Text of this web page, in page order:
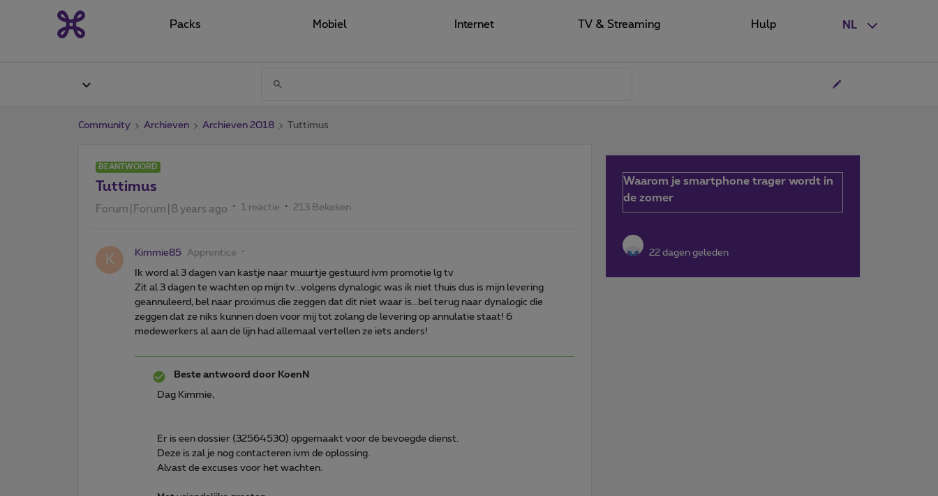
NL
Packs Mobiel Internet TV & Streaming Hulp
Community Archieven Archieven 2018 Tuttimus
BEANTWOORD
Tuttimus
Forum|Forum|8 years ago 1 reactie 213 Bekeken
K Kimmie85 Apprentice
Ik word al 3 dagen van kastje naar muurtje gestuurd ivm promotie lg tv
Zit al 3 dagen te wachten op mijn tv...volgens dynalogic was ik niet thuis dus is mijn levering
geannuleerd, bel naar proximus die zeggen dat dit niet waar is...bel terug naar dynalogic die
zeggen dat ze niks kunnen doen voor mij tot zolang de levering op annulatie staat! 6
medewerkers al aan de lijn had allemaal vertellen ze iets anders!
Beste antwoord door KoenN
Dag Kimmie,
Er is een dossier (32564530) opgemaakt voor de bevoegde dienst.
Deze is zal je nog contacteren ivm de oplossing.
Alvast de excuses voor het wachten.
Waarom je smartphone trager wordt in
de zomer
22 dagen geleden